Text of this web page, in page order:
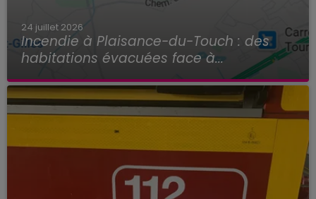
24 juillet 2026
Incendie à Plaisance-du-Touch : des
habitations évacuées face à...